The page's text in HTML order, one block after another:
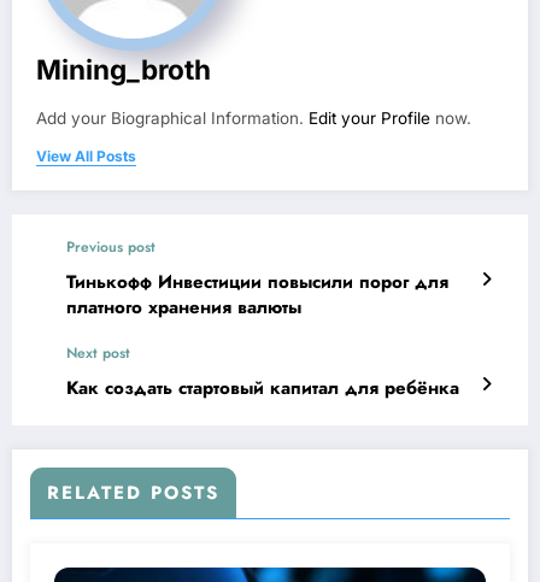
Mining_broth
Add your Biographical Information. Edit your Profile now.
View All Posts
Previous post
Тинькофф Инвестиции повысили порог для
платного хранения валюты
Next post
Как создать стартовый капитал для ребёнка
RELATED POSTS